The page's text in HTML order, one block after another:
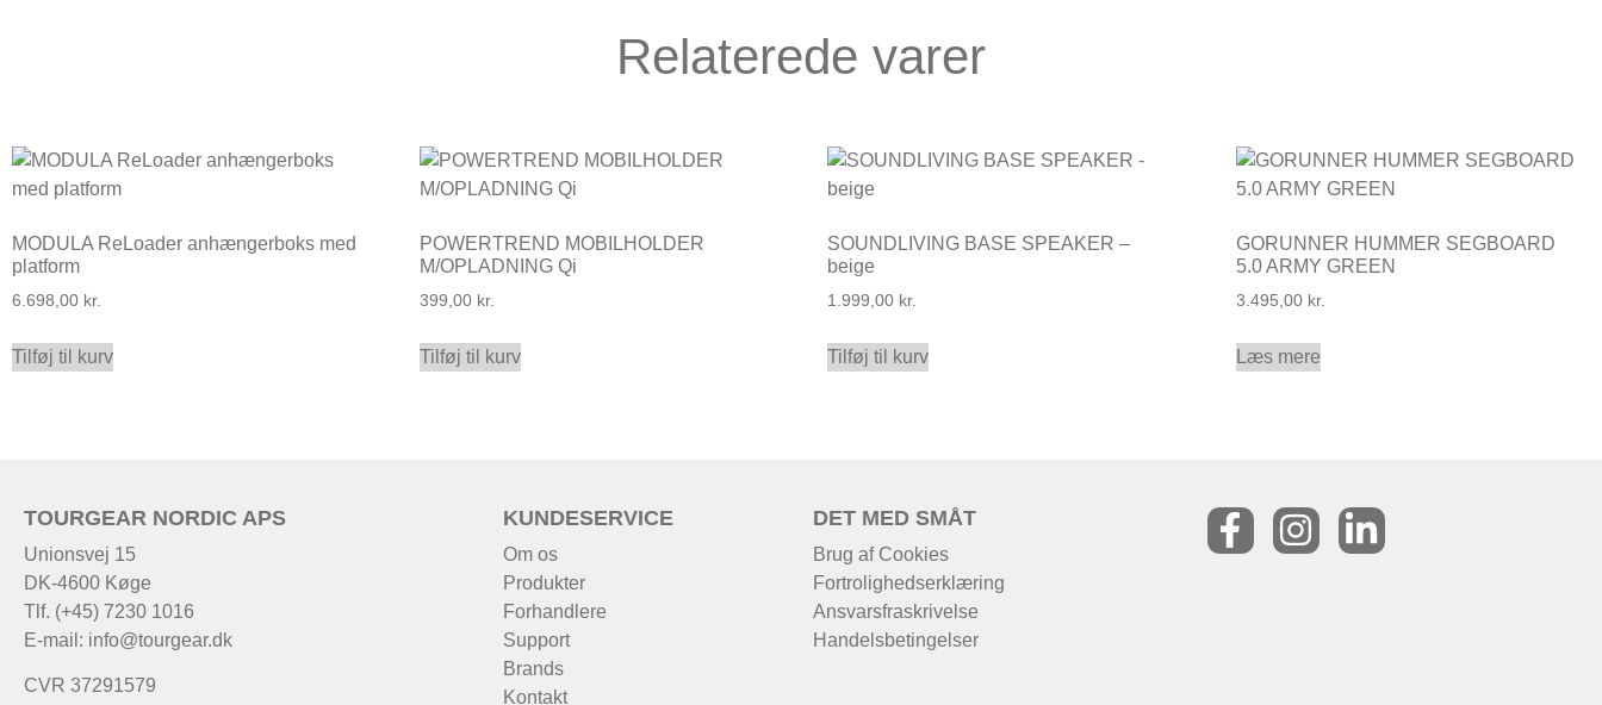
Relaterede varer
MODULA ReLoader anhængerboks med
platform
6.698,00 kr.
Tilføj til kurv
POWERTREND MOBILHOLDER
M/OPLADNING Qi
399,00 kr.
Tilføj til kurv
SOUNDLIVING BASE SPEAKER –
beige
1.999,00 kr.
Tilføj til kurv
GORUNNER HUMMER SEGBOARD
5.0 ARMY GREEN
3.495,00 kr.
Læs mere
TOURGEAR NORDIC APS
Unionsvej 15
DK-4600 Køge
Tlf. (+45) 7230 1016
E-mail: info@tourgear.dk
CVR 37291579
KUNDESERVICE
Om os
Produkter
Forhandlere
Support
Brands
Kontakt
DET MED SMÅT
Brug af Cookies
Fortrolighedserklæring
Ansvarsfraskrivelse
Handelsbetingelser